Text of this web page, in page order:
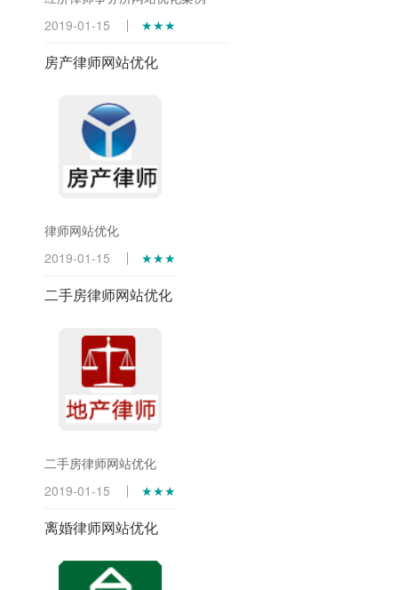
2019-01-15
★★★
房产律师网站优化
律师网站优化
2019-01-15
★★★
二手房律师网站优化
二手房律师网站优化
2019-01-15
★★★
离婚律师网站优化